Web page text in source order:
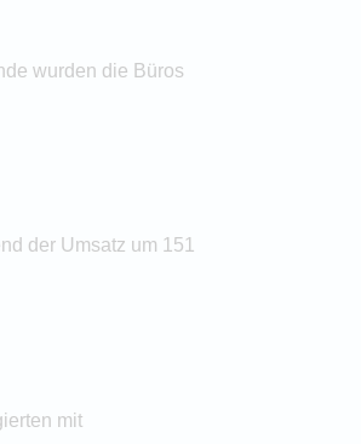
wurden die Büros
der Umsatz um 151
mit